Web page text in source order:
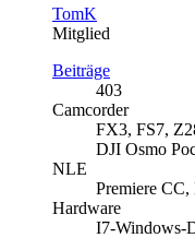
TomK
Mitglied
Beiträge
403
Camcorder
FX3, FS7,
DJI Osmo
NLE
Premiere
Hardware
I7-Windows-